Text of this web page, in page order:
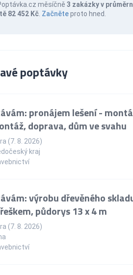
měsíčně 3 zakázky v
82 452 Kč Začněteproto hned.
poptávky
pronájem lešení -
doprava, dům ve svahu
(7. 8. 2026)
kraj
výrobu dřevěného
půdorys 13 x 4 m
(7. 8. 2026)